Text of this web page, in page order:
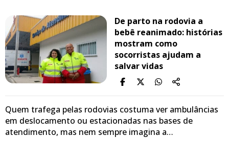
De parto na rodovia a
bebê reanimado: histórias
mostram como
socorristas ajudam a
salvar vidas
Quem trafega pelas rodovias costuma ver ambulâncias
em deslocamento ou estacionadas nas bases de
atendimento, mas nem sempre imagina a…